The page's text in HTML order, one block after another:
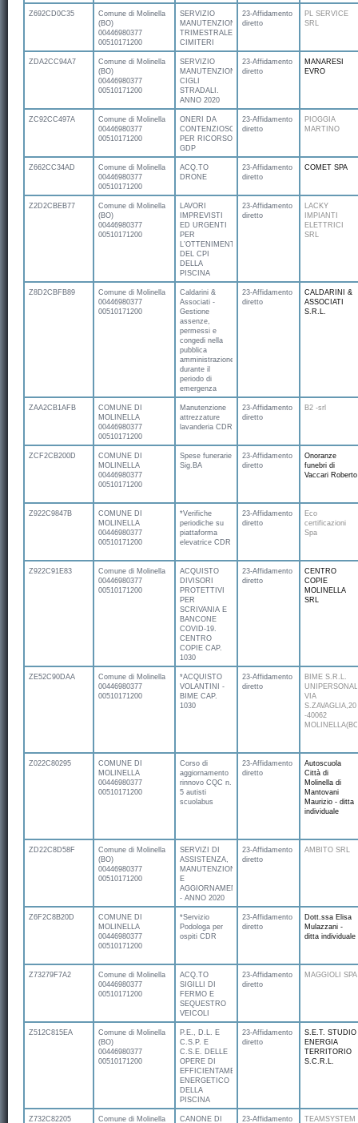
Z692CD0C35
Comune di Molinella
(BO)
00446980377
00510171200
SERVIZIO
MANUTENZIONE
TRIMESTRALE
CIMITERI
23-Affidamento
diretto
PL SERVICE
SRL
ZDA2CC94A7
Comune di Molinella
(BO)
00446980377
00510171200
SERVIZIO
MANUTENZIONE
CIGLI
STRADALI.
ANNO 2020
23-Affidamento
diretto
MANARESI
EVRO
ZC92CC497A
Comune di Molinella
00446980377
00510171200
ONERI DA
CONTENZIOSO
PER RICORSO
GDP
23-Affidamento
diretto
PIOGGIA
MARTINO
Z662CC34AD
Comune di Molinella
00446980377
00510171200
ACQ.TO
DRONE
23-Affidamento
diretto
COMET SPA
Z2D2CBEB77
Comune di Molinella
(BO)
00446980377
00510171200
LAVORI
IMPREVISTI
ED URGENTI
PER
L’OTTENIMENTO
DEL CPI
DELLA
PISCINA
23-Affidamento
diretto
LACKY
IMPIANTI
ELETTRICI
SRL
Z8D2CBFB89
Comune di Molinella
00446980377
00510171200
Caldarini &
Associati -
Gestione
assenze,
permessi e
congedi nella
pubblica
amministrazione
durante il
periodo di
emergenza
23-Affidamento
diretto
CALDARINI &
ASSOCIATI
S.R.L.
ZAA2CB1AFB
COMUNE DI
MOLINELLA
00446980377
00510171200
Manutenzione
attrezzature
lavanderia CDR
23-Affidamento
diretto
B2 -srl
ZCF2CB200D
COMUNE DI
MOLINELLA
00446980377
00510171200
Spese funerarie
Sig.BA
23-Affidamento
diretto
Onoranze
funebri di
Vaccari Roberto
Z922C9847B
COMUNE DI
MOLINELLA
00446980377
00510171200
*Verifiche
periodiche su
piattaforma
elevatrice CDR
23-Affidamento
diretto
Eco
certificazioni
Spa
Z922C91E83
Comune di Molinella
00446980377
00510171200
ACQUISTO
DIVISORI
PROTETTIVI
PER
SCRIVANIA E
BANCONE
COVID-19.
CENTRO
COPIE CAP.
1030
23-Affidamento
diretto
CENTRO
COPIE
MOLINELLA
SRL
ZE52C90DAA
Comune di Molinella
00446980377
00510171200
*ACQUISTO
VOLANTINI -
BIME CAP.
1030
23-Affidamento
diretto
BIME S.R.L.
VIA
S.ZAVAGLIA,20
-40062
Z022C80295
COMUNE DI
MOLINELLA
00446980377
00510171200
Corso di
aggiornamento
rinnovo CQC n.
5 autisti
scuolabus
23-Affidamento
diretto
Autoscuola
Città di
Molinella di
Mantovani
Maurizio - ditta
individuale
ZD22C8D58F
Comune di Molinella
(BO)
00446980377
00510171200
SERVIZI DI
ASSISTENZA,
MANUTENZIONE
E
AGGIORNAMENTO
- ANNO 2020
23-Affidamento
diretto
AMBITO SRL
Z6F2C8B20D
COMUNE DI
MOLINELLA
00446980377
00510171200
*Servizio
Podologa per
ospiti CDR
23-Affidamento
diretto
Dott.ssa Elisa
Mulazzani -
ditta individuale
Z73279F7A2
Comune di Molinella
00446980377
00510171200
ACQ.TO
SIGILLI DI
FERMO E
SEQUESTRO
VEICOLI
23-Affidamento
diretto
MAGGIOLI SPA
Z512C815EA
Comune di Molinella
(BO)
00446980377
00510171200
P.E., D.L. E
C.S.P. E
C.S.E. DELLE
OPERE DI
EFFICIENTAMENTO
ENERGETICO
DELLA
PISCINA
23-Affidamento
diretto
S.E.T. STUDIO
ENERGIA
TERRITORIO
S.C.R.L.
Z732C82205
Comune di Molinella
CANONE DI
23-Affidamento
TEAMSYSTEM